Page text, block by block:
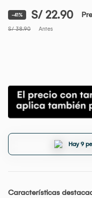
-41% S/ 22.90
S/ 38.90 Antes
Hay 9
Características